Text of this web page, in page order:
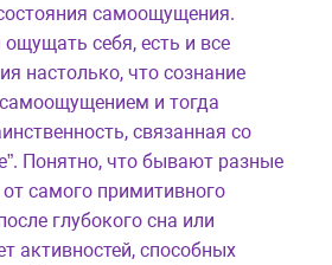
самоощущения.
себя, есть и все
настолько, что сознание
и тогда
связанная со
Понятно, что бывают разные
самого примитивного
глубокого сна или
активностей, способных